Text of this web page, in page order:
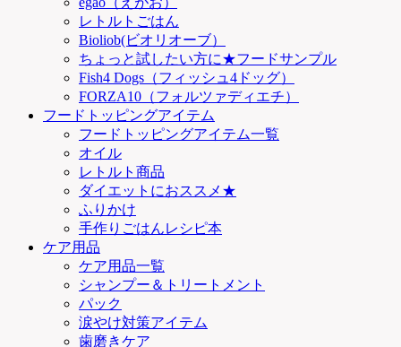
レトルトごはん
Bioliob(ビオリオーブ）
ちょっと試したい方に★フードサンプル
Fish4 Dogs（フィッシュ4ドッグ）
FORZA10（フォルツァディエチ）
フードトッピングアイテム
フードトッピングアイテム一覧
オイル
レトルト商品
ダイエットにおススメ★
ふりかけ
手作りごはんレシピ本
ケア用品
ケア用品一覧
シャンプー＆トリートメント
パック
涙やけ対策アイテム
歯磨きケア